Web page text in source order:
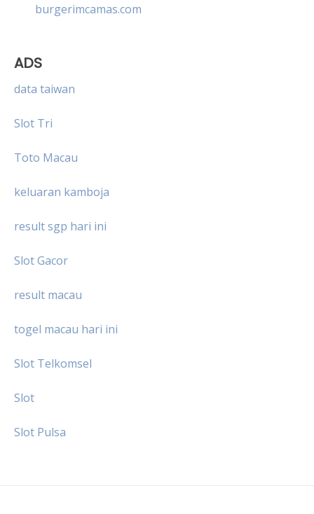
burgerimcamas.com
ADS
data taiwan
Slot Tri
Toto Macau
keluaran kamboja
result sgp hari ini
Slot Gacor
result macau
togel macau hari ini
Slot Telkomsel
Slot
Slot Pulsa